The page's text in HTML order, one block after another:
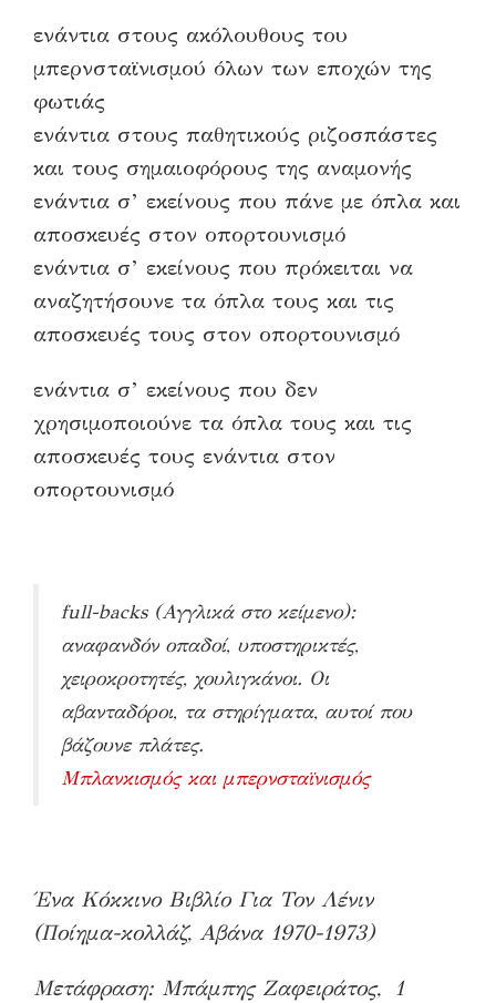
ενάντια στους ακόλουθους του
μπερνσταϊνισμού όλων των εποχών της
φωτιάς
ενάντια στους παθητικούς ριζοσπάστες
και τους σημαιοφόρους της αναμονής
ενάντια σ’ εκείνους που πάνε με όπλα και
αποσκευές στον οπορτουνισμό
ενάντια σ’ εκείνους που πρόκειται να
αναζητήσουνε τα όπλα τους και τις
αποσκευές τους στον οπορτουνισμό
ενάντια σ’ εκείνους που δεν
χρησιμοποιούνε τα όπλα τους και τις
αποσκευές τους ενάντια στον
οπορτουνισμό
full-backs (Αγγλικά στο κείμενο):
αναφανδόν οπαδοί, υποστηρικτές,
χειροκροτητές, χουλιγκάνοι. Οι
αβανταδόροι, τα στηρίγματα, αυτοί που
βάζουνε πλάτες.
Μπλανκισμός και μπερνσταϊνισμός
Ένα Κόκκινο Βιβλίο Για Τον Λένιν
(Ποίημα-κολλάζ, Αβάνα 1970-1973)
Μετάφραση: Μπάμπης Ζαφειράτος, 1